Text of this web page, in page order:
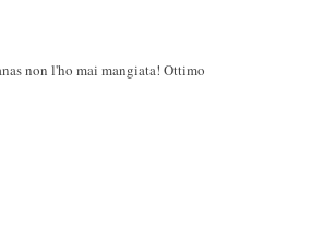
non l'ho mai mangiata! Ottimo